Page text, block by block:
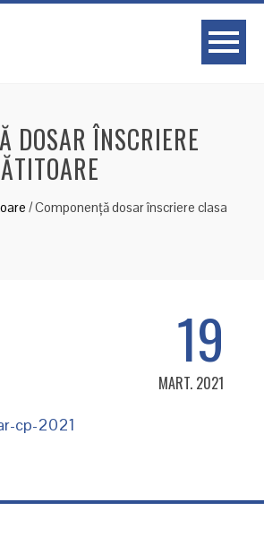
DOSAR ÎNSCRIERE
/Componență dosar înscriere clasa
19
MART. 2021
cp-2021